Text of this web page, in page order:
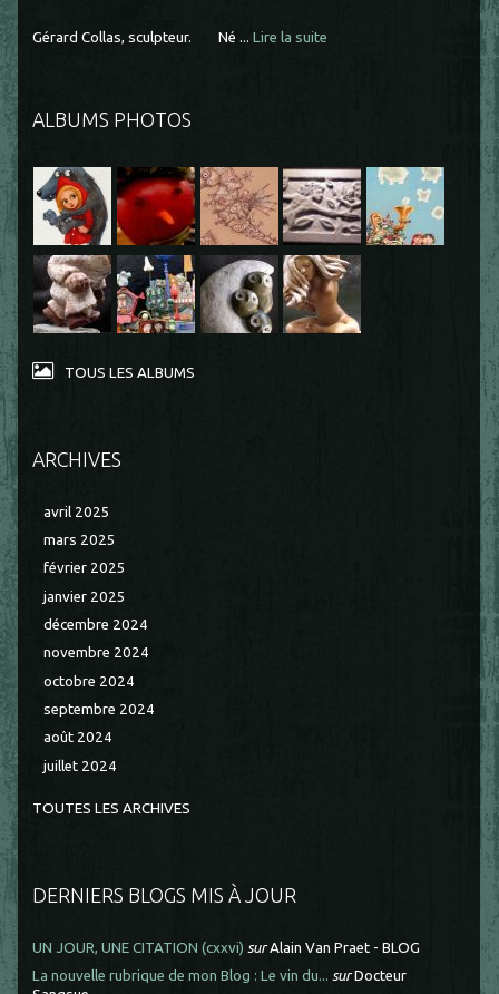
Gérard Collas, sculpteur. Né ... Lire la suite
ALBUMS PHOTOS
TOUS LES ALBUMS
ARCHIVES
avril 2025
mars 2025
février 2025
janvier 2025
décembre 2024
novembre 2024
octobre 2024
septembre 2024
août 2024
juillet 2024
TOUTES LES ARCHIVES
DERNIERS BLOGS MIS À JOUR
UN JOUR, UNE CITATION (cxxvi) surAlain Van Praet - BLOG
La nouvelle rubrique de mon Blog : Le vin du... surDocteur